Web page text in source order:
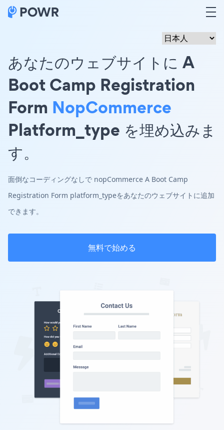
あなたのウェブサイトに A
Boot Camp Registration
Form NopCommerce
Platform_type を埋め込みま
す。
面倒なコーディングなしで nopCommerce A Boot Camp
Registration Form platform_typeをあなたのウェブサイトに追加
できます。
無料で始める